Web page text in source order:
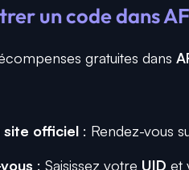
un code dans
gratuites dans
site officiel : Rendez-vous
: Saisissez votre UID et